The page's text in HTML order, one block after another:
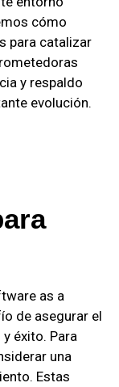
cómo
para catalizar
y respaldo
evolución.
as a
de asegurar el
éxito. Para
una
Estas